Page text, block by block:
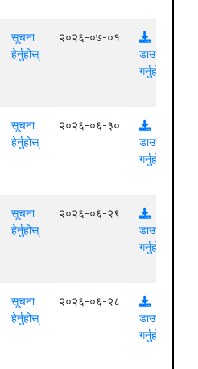
सूचना
हेर्नुहोस्
२०२६-०७-०१
डाउनलोड
गर्नुहोस्
सूचना
हेर्नुहोस्
२०२६-०६-३०
डाउनलोड
गर्नुहोस्
सूचना
हेर्नुहोस्
२०२६-०६-२९
डाउनलोड
गर्नुहोस्
सूचना
हेर्नुहोस्
२०२६-०६-२८
डाउनलोड
गर्नुहोस्